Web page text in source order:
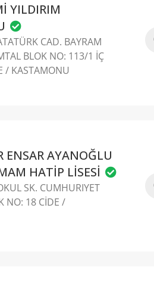
YILDIRIM
CAD. BAYRAM
BLOK NO: 113/1 İÇ
/ KASTAMONU
ENSAR AYANOĞLU
HATİP LİSESİ
SK. CUMHURIYET
NO: 18 CİDE /